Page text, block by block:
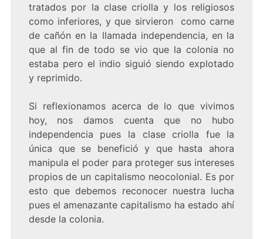
tratados por la clase criolla y los religiosos
como inferiores, y que sirvieron como carne
de cañón en la llamada independencia, en la
que al fin de todo se vio que la colonia no
estaba pero el indio siguió siendo explotado
y reprimido.
Si reflexionamos acerca de lo que vivimos
hoy, nos damos cuenta que no hubo
independencia pues la clase criolla fue la
única que se benefició y que hasta ahora
manipula el poder para proteger sus intereses
propios de un capitalismo neocolonial. Es por
esto que debemos reconocer nuestra lucha
pues el amenazante capitalismo ha estado ahí
desde la colonia.